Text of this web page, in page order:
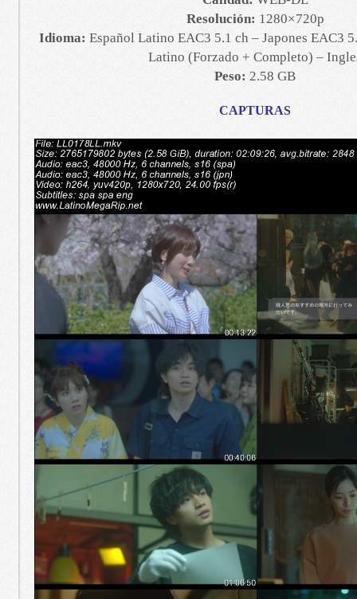
Resolución: 1280×720p
Idioma: Español Latino EAC3 5.1 ch – Japones EAC3
Latino (Forzado + Completo) –
Peso: 2.58 GB
CAPTURAS